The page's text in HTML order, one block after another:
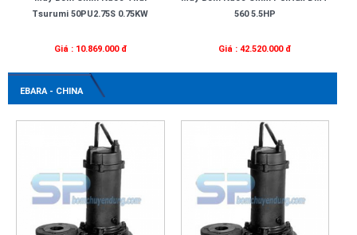
Tsurumi 50PU2.75S 0.75KW
Giá : 10.869.000 đ
560 5.5HP
Giá : 42.520.000 đ
EBARA - CHINA